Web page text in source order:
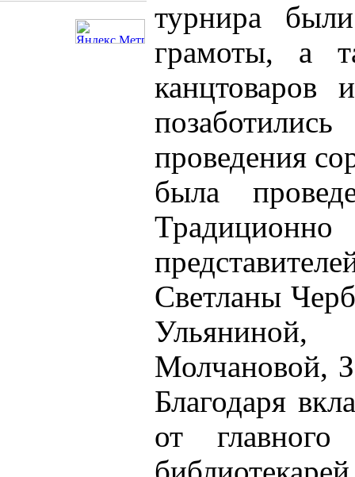
турнира
грамоты, а
проведения
была
Светланы
Молчановой,
Благодаря
от